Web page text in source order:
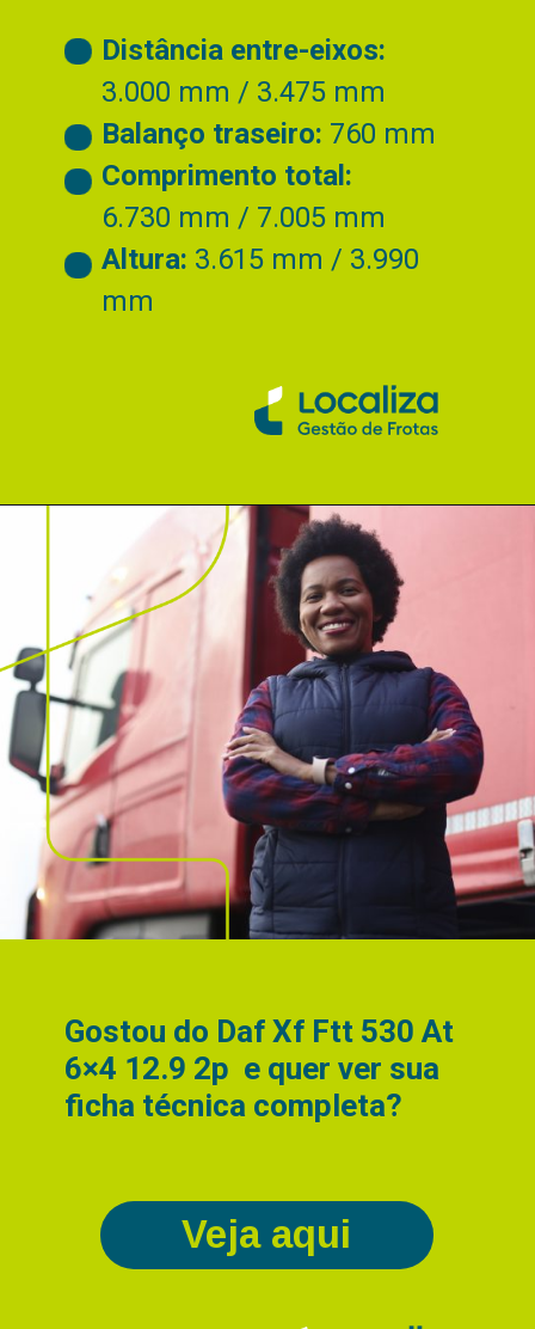
Distância entre-eixos:
3.000 mm / 3.475 mm
Balanço traseiro: 760 mm
Comprimento total:
6.730 mm / 7.005 mm
Altura: 3.615 mm / 3.990
mm
Veja aqui
Gostou do Daf Xf Ftt 530 At
6×4 12.9 2p e quer ver sua
ficha técnica completa?